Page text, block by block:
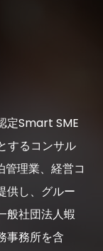
定Smart SME
するコンサル
管理業、経営コ
供し、グルー
般社団法人蝦
事務所を含